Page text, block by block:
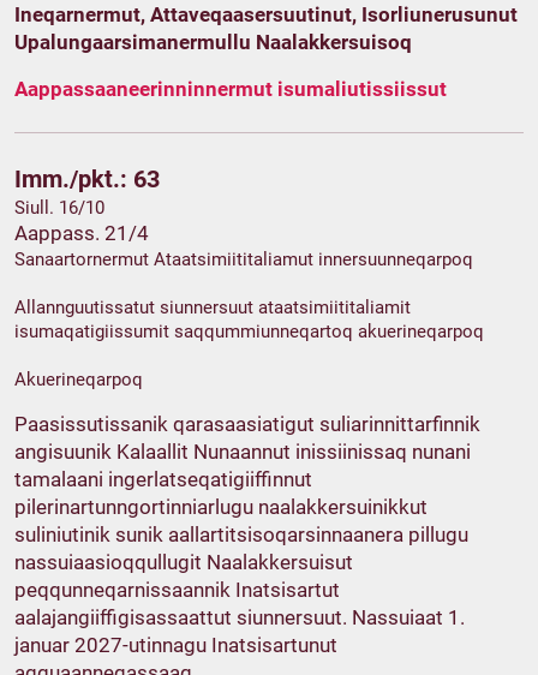
Ineqarnermut, Attaveqaasersuutinut, Isorliunerusunut
Upalungaarsimanermullu Naalakkersuisoq
Aappassaaneerinninnermut isumaliutissiissut
Imm./pkt.: 63
Siull. 16/10
Aappass. 21/4
Sanaartornermut Ataatsimiititaliamut innersuunneqarpoq
Allannguutissatut siunnersuut ataatsimiititaliamit
isumaqatigiissumit saqqummiunneqartoq akuerineqarpoq
Akuerineqarpoq
Paasissutissanik qarasaasiatigut suliarinnittarfinnik
angisuunik Kalaallit Nunaannut inissiinissaq nunani
tamalaani ingerlatseqatigiiffinnut
pilerinartunngortinniarlugu naalakkersuinikkut
suliniutinik sunik aallartitsisoqarsinnaanera pillugu
nassuiaasioqqullugit Naalakkersuisut
peqqunneqarnissaannik Inatsisartut
aalajangiiffigisassaattut siunnersuut. Nassuiaat 1.
januar 2027-utinnagu Inatsisartunut